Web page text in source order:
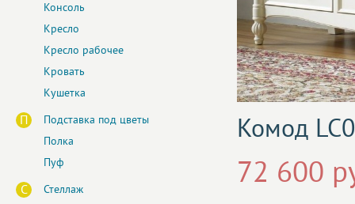
Консоль
Кресло
Кресло рабочее
Кровать
Кушетка
П
Подставка под цветы
Полка
Пуф
С
Стеллаж
Комод
72 600